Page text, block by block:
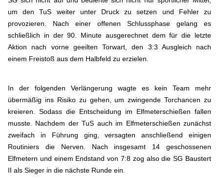
um den TuS weiter unter Druck zu setzen und Fehler zu
provozieren. Nach einer offenen Schlussphase gelang es
schließlich in der 90. Minute ausgerechnet dem für die letzte
Aktion nach vorne geeilten Torwart, den 3:3 Ausgleich nach
einem Freistoß aus dem Halbfeld zu erzielen.
In der folgenden Verlängerung wagte es kein Team mehr
übermäßig ins Risiko zu gehen, um zwingende Torchancen zu
kreieren. Sodass die Entscheidung im Elfmeterschießen fallen
musste. Nachdem der TuS auch im Elfmeterschießen zunächst
zweifach in Führung ging, versagten anschließend einigen
Routiniers die Nerven. Nach insgesamt 14 geschossenen
Elfmetern und einem Endstand von 7:8 zog also die SG Baustert
II als Sieger in die nächste Runde ein.